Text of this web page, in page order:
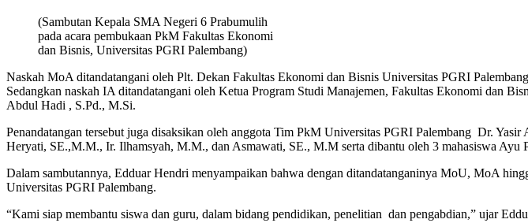
(Sambutan Kepala SMA Negeri 6 Prabumulih
pada acara pembukaan PkM Fakultas Ekonomi
dan Bisnis, Universitas PGRI Palembang)
Naskah MoA ditandatangani oleh Plt. Dekan Fakultas Ekonomi dan Bisnis Universitas PGRI
Sedangkan naskah IA ditandatangani oleh Ketua Program Studi Manajemen, Fakultas Ekonomi dan
Abdul Hadi , S.Pd., M.Si.
Penandatangan tersebut juga disaksikan oleh anggota Tim PkM Universitas PGRI Palembang Dr.
Heryati, SE.,M.M., Ir. Ilhamsyah, M.M., dan Asmawati, SE., M.M serta dibantu oleh 3 mahasiswa Ayu
Dalam sambutannya, Edduar Hendri menyampaikan bahwa dengan ditandatanganinya MoU, MoA
Universitas PGRI Palembang.
“Kami siap membantu siswa dan guru, dalam bidang pendidikan, penelitian dan pengabdian,” ujar